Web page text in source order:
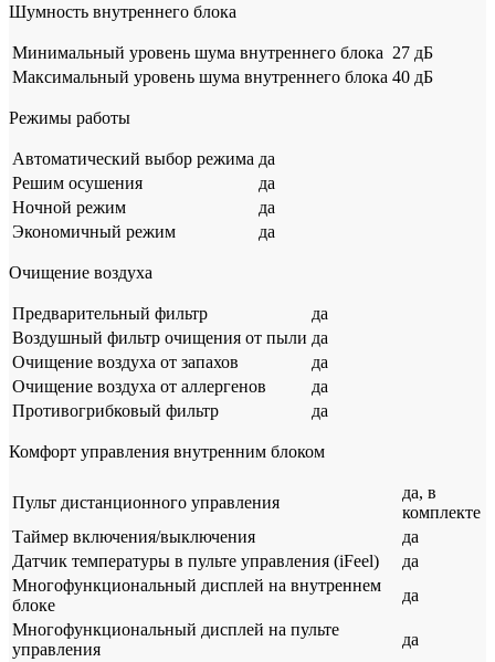
Шумность внутреннего блока
Минимальный уровень шума внутреннего блока 27 дБ
Максимальный уровень шума внутреннего блока 40 дБ
Режимы работы
Автоматический выбор режима да
Решим осушения
да
Ночной режим
да
Экономичный режим
да
Очищение воздуха
Предварительный фильтр
да
Воздушный фильтр очищения от пыли да
Очищение воздуха от запахов
да
Очищение воздуха от аллергенов
да
Противогрибковый фильтр
да
Комфорт управления внутренним блоком
Пульт дистанционного управления
да, в
комплекте
Таймер включения/выключения
да
Датчик температуры в пульте управления (iFeel)
да
Многофункциональный дисплей на внутреннем
блоке
да
Многофункциональный дисплей на пульте
управления
да